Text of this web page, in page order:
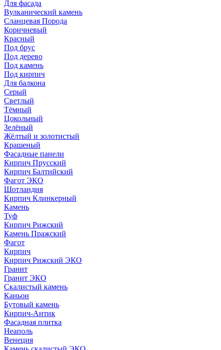
Для фасада
Вулканический камень
Сланцевая Порода
Коричневый
Красный
Под брус
Под дерево
Под камень
Под кирпич
Для балкона
Серый
Светлый
Тёмный
Цокольный
Зелёный
Жёлтый и золотистый
Крашеный
Фасадные панели
Кирпич Прусский
Кирпич Балтийский
Фагот ЭКО
Шотландия
Кирпич Клинкерный
Камень
Туф
Кирпич Рижский
Камень Пражский
Фагот
Кирпич
Кирпич Рижский ЭКО
Гранит
Гранит ЭКО
Скалистый камень
Каньон
Бутовый камень
Кирпич-Антик
Фасадная плитка
Неаполь
Венеция